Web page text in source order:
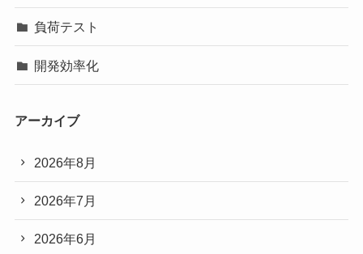
負荷テスト
開発効率化
アーカイブ
2026年8月
2026年7月
2026年6月